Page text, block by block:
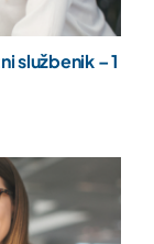
službenik – 1